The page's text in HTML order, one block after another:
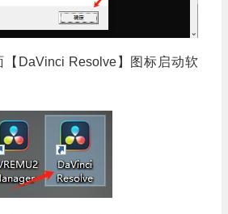
【DaVinci Resolve】图标启动软